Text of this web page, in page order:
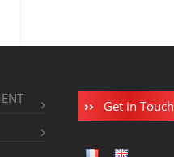
Get in Touch